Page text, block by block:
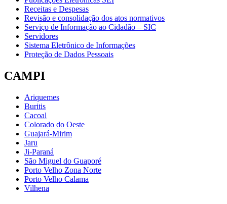
Receitas e Despesas
Revisão e consolidação dos atos normativos
Serviço de Informação ao Cidadão – SIC
Servidores
Sistema Eletrônico de Informações
Proteção de Dados Pessoais
CAMPI
Ariquemes
Buritis
Cacoal
Colorado do Oeste
Guajará-Mirim
Jaru
Ji-Paraná
São Miguel do Guaporé
Porto Velho Zona Norte
Porto Velho Calama
Vilhena